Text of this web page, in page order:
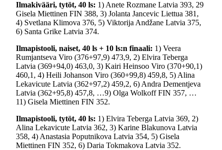
Ilmakivääri, tytöt, 40 ls: 1) Anete Rozmane Latvia 393, 29
Gisela Miettinen FIN 388, 3) Jolanta Jancevic Liettua 381,
4) Svetlana Klimova 376, 5) Viktorija Andžane Latvia 375,
6) Santa Grike Latvia 374.
Ilmapistooli, naiset, 40 ls + 10 ls:n finaali: 1) Veera
Rumjantseva Viro (376+97,9) 473,9, 2) Elvira Teberga
Latvia (369+94,0) 463,0, 3) Kairi Heinsoo Viro (370+90,1)
460,1, 4) Heili Johanson Viro (360+99,8) 459,8, 5) Alina
Lekavicute Latvia (362+97,2) 459,2, 6) Andra Dementjeva
Latvia (362+95,8) 457,8, …9) Olga Wolkoff FIN 357, …
11) Gisela Miettinen FIN 352.
Ilmapistooli, tytöt, 40 ls: 1) Elvira Teberga Latvia 369, 2)
Alina Lekavicute Latvia 362, 3) Karine Blakunova Latvia
358, 4) Anastasia Poputnikova Latvia 354, 5) Gisela
Miettinen FIN 352, 6) Daria Tokmakova Latvia 352.